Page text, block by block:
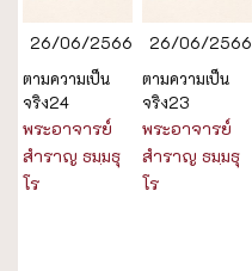
26/06/2566
ตามความเป็น
จริง24
พระอาจารย์
สำราญ ธมฺมธุ
โร
26/06/2566
ตามความเป็น
จริง23
พระอาจารย์
สำราญ ธมฺมธุ
โร